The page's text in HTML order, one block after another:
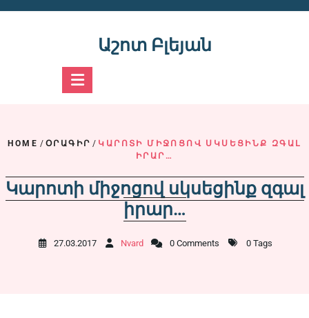
Աշոտ Բլեյան
HOME / ՕՐԱԳԻՐ / ԿԱՐՈՏԻ ՄԻՋՈՑՈՎ ՍԿՍԵՑԻՆՔ ԶԳԱԼ
ԻՐԱՐ…
Կարոտի միջոցով սկսեցինք զգալ
իրար…
27.03.2017 Nvard 0 Comments 0 Tags